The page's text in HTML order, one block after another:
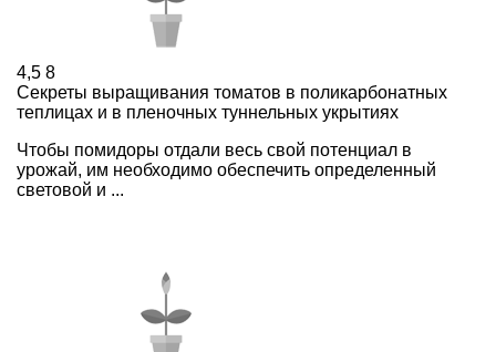
4,5 8
Секреты выращивания томатов в поликарбонатных
теплицах и в пленочных туннельных укрытиях
Чтобы помидоры отдали весь свой потенциал в
урожай, им необходимо обеспечить определенный
световой и ...